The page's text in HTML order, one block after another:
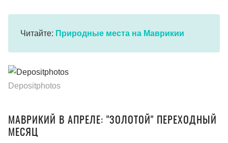
Читайте: Природные места на Маврикии
Depositphotos
МАВРИКИЙ В АПРЕЛЕ: "ЗОЛОТОЙ" ПЕРЕХОДНЫЙ
МЕСЯЦ